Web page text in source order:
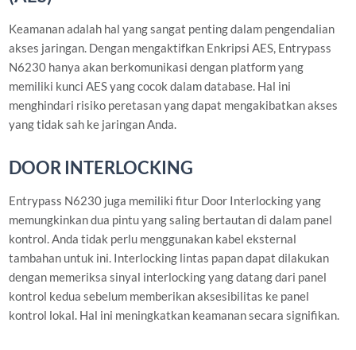
Keamanan adalah hal yang sangat penting dalam pengendalian
akses jaringan. Dengan mengaktifkan Enkripsi AES, Entrypass
N6230 hanya akan berkomunikasi dengan platform yang
memiliki kunci AES yang cocok dalam database. Hal ini
menghindari risiko peretasan yang dapat mengakibatkan akses
yang tidak sah ke jaringan Anda.
DOOR INTERLOCKING
Entrypass N6230 juga memiliki fitur Door Interlocking yang
memungkinkan dua pintu yang saling bertautan di dalam panel
kontrol. Anda tidak perlu menggunakan kabel eksternal
tambahan untuk ini. Interlocking lintas papan dapat dilakukan
dengan memeriksa sinyal interlocking yang datang dari panel
kontrol kedua sebelum memberikan aksesibilitas ke panel
kontrol lokal. Hal ini meningkatkan keamanan secara signifikan.